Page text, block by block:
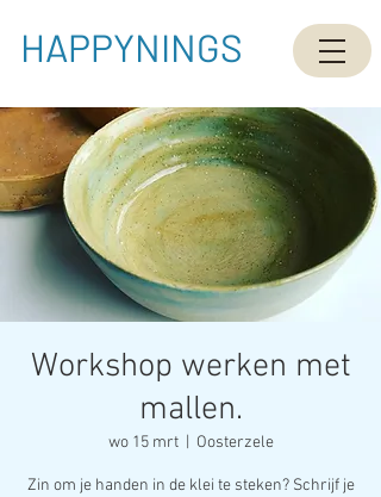
HAPPYNINGS
Workshop werken met
mallen.
wo 15 mrt
  |
Oosterzele
Zin om je handen in de klei te steken? Schrijf je